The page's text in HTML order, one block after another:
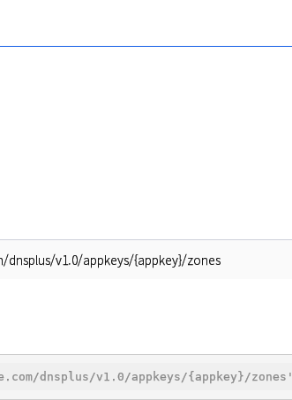
v1.0/appkeys/{appkey}/zones
dnsplus/v1.0/appkeys/{appkey}/zones'